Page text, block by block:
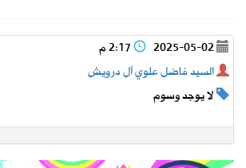
2025-05-02
السيد فاضل علوي آل درويش
لا يوجد وسوم